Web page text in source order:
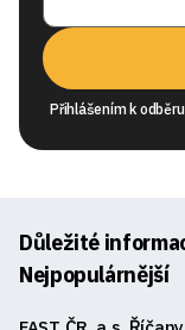
Přihlášením k
Důležité
O nás
Nejpopulárnější